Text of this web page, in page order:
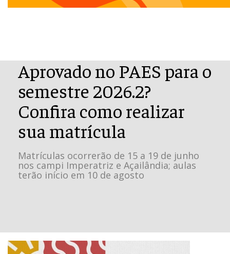
Aprovado no PAES para o
semestre 2026.2?
Confira como realizar
sua matrícula
Matrículas ocorrerão de 15 a 19 de junho
nos campi Imperatriz e Açailândia; aulas
terão início em 10 de agosto